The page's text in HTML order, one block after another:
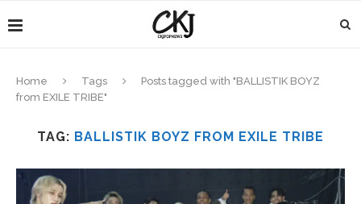
Home Tags
Posts tagged with "BALLISTIK BOYZ
from EXILE TRIBE"
TAG: BALLISTIK BOYZ FROM EXILE TRIBE